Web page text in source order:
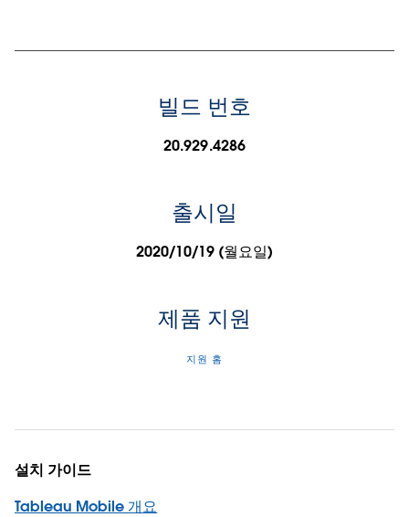
빌드 번호
20.929.4286
출시일
2020/10/19 (월요일)
제품 지원
지원 홈
설치 가이드
Tableau Mobile 개요